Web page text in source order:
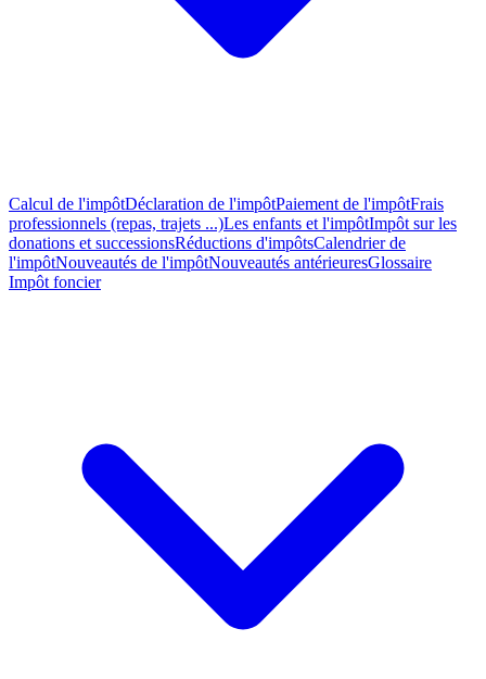
Calcul de l'impôtDéclaration de l'impôtPaiement de l'impôtFrais
professionnels (repas, trajets ...)Les enfants et l'impôtImpôt sur les
donations et successionsRéductions d'impôtsCalendrier de
l'impôtNouveautés de l'impôtNouveautés antérieuresGlossaire
Impôt foncier